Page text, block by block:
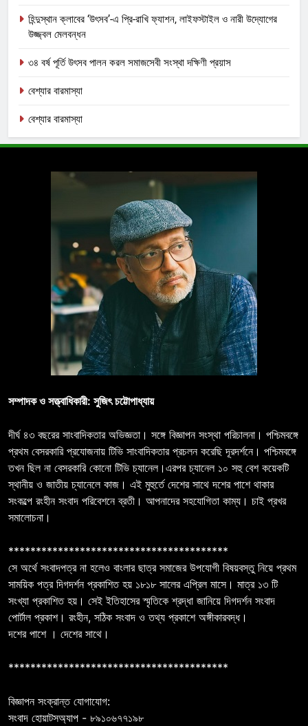
হিন্দুস্থান ক্লাবের ‘উৎসব’-এ প্রি-রাখি ফ্যাশন, লাইফস্টাইল ও নারী উদ্যোগের
উজ্জ্বল মেলবন্ধন
৩৪ বর্ষ পূর্তি উৎসব পালন করল সমাজসেবী সংস্থা দক্ষিণী প্রয়াস
বেশ্যার বারমাস্যা
বেশ্যার বারমাস্যা
সম্পাদক ও সত্ত্বাধিকারী: সুজিৎ চট্টোপাধ্যায়
দীর্ঘ ৪৩ বছরের সাংবাদিকতার অভিজ্ঞতা। সঙ্গে বিজ্ঞাপন সংস্থা পরিচালনা। পশ্চিমবঙ্গে
প্রথম বেসরকারি প্রযোজনায় টিভি সাংবাদিকতার প্রচলন করেছি দূরদর্শনে। পশ্চিমবঙ্গে
তখন ছিল না বেসরকারি কোনো টিভি চ্যানেল।এরপর চ্যানেল ১০ সহু বেশ কয়েকটি
স্থানীয় ও জাতীয় চ্যানেলে কাজ। এই মুহুর্তে দেশের সাথে দশের পাশে থাকার
সংকল্পে রংহীন সংবাদ পরিবেশনে ব্রতী। আপনাদের সহযোগিতা কাম্য। চাই প্রখর
সমালোচনা।
****************************************
সে অর্থে সংবাদপত্র না হলেও বাংলার ছাত্র সমাজের উপযোগী বিষয়বস্তু নিয়ে প্রথম
সাময়িক পত্র দিগদর্শন প্রকাশিত হয় ১৮১৮ সালের এপ্রিল মাসে। মাত্র ১৩ টি
সংখ্যা প্রকাশিত হয়। সেই ইতিহাসের স্মৃতিকে শ্রদ্ধা জানিয়ে দিগদর্শন সংবাদ
পোর্টাল প্রকাশ। রংহীন, সঠিক সংবাদ ও তথ্য প্রকাশে অঙ্গীকারবদ্ধ।
দশের পাশে । দেশের সাথে।
****************************************
বিজ্ঞাপন সংক্রান্ত যোগাযোগ:
সংবাদ হোয়াটসঅ্যাপ - ৮৯১০৬৭৭১৯৮